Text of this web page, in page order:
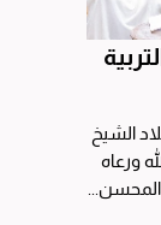
الشيخ
ورعاه